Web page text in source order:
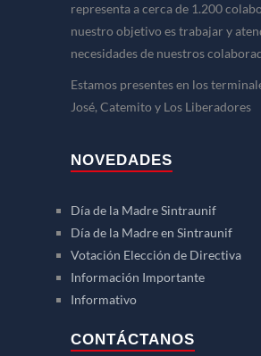
representa a cerca de 1.200
nuestro objetivo es trabajar y
necesidades de nuestros
Estamos presentes en los
José, Catemito y Los Liberadores
NOVEDADES
Día de la Madre Sintraunif
Día de la Madre en Sintraunif
Votación Elección de Directiva
Información Importante
Informativo
CONTÁCTANOS